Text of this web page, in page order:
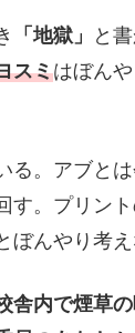
「地獄」 と
スミはぼん
。アブと
す。プリン
ぼんやり考
校舎内で煙草